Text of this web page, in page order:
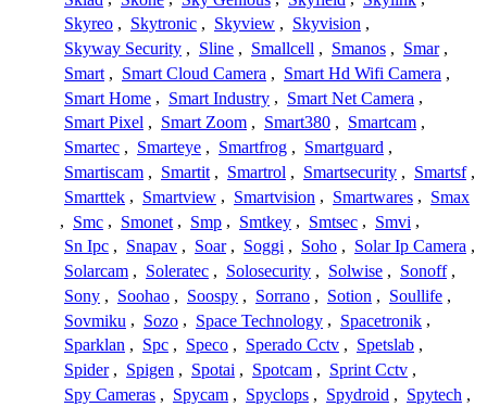
Skyreo , Skytronic , Skyview , Skyvision ,
Skyway Security , Sline , Smallcell , Smanos , Smar ,
Smart , Smart Cloud Camera , Smart Hd Wifi Camera ,
Smart Home , Smart Industry , Smart Net Camera ,
Smart Pixel , Smart Zoom , Smart380 , Smartcam ,
Smartec , Smarteye , Smartfrog , Smartguard ,
Smartiscam , Smartit , Smartrol , Smartsecurity , Smartsf ,
Smarttek , Smartview , Smartvision , Smartwares , Smax
, Smc , Smonet , Smp , Smtkey , Smtsec , Smvi ,
Sn Ipc , Snapav , Soar , Soggi , Soho , Solar Ip Camera ,
Solarcam , Soleratec , Solosecurity , Solwise , Sonoff ,
Sony , Soohao , Soospy , Sorrano , Sotion , Soullife ,
Sovmiku , Sozo , Space Technology , Spacetronik ,
Sparklan , Spc , Speco , Sperado Cctv , Spetslab ,
Spider , Spigen , Spotai , Spotcam , Sprint Cctv ,
Spy Cameras , Spycam , Spyclops , Spydroid , Spytech ,